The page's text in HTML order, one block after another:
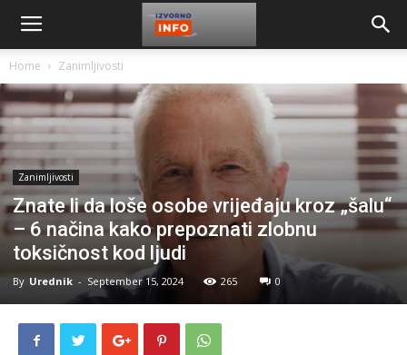
Home Zanimljivosti
Zanimljivosti
Znate li da loše osobe vrijeđaju kroz „šalu“
– 6 načina kako prepoznati zlobnu
toksičnost kod ljudi
By Urednik - September 15, 2024 265 0